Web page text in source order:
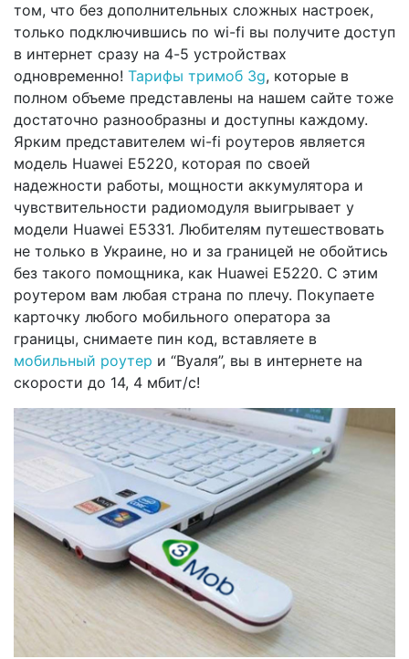
том, что без дополнительных сложных настроек,
только подключившись по wi-fi вы получите доступ
в интернет сразу на 4-5 устройствах
одновременно! Тарифы тримоб 3g, которые в
полном объеме представлены на нашем сайте тоже
достаточно разнообразны и доступны каждому.
Ярким представителем wi-fi роутеров является
модель Huawei E5220, которая по своей
надежности работы, мощности аккумулятора и
чувствительности радиомодуля выигрывает у
модели Huawei E5331. Любителям путешествовать
не только в Украине, но и за границей не обойтись
без такого помощника, как Huawei E5220. С этим
роутером вам любая страна по плечу. Покупаете
карточку любого мобильного оператора за
границы, снимаете пин код, вставляете в
мобильный роутер и “Вуаля”, вы в интернете на
скорости до 14, 4 мбит/с!